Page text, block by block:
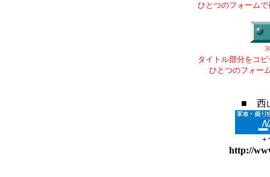
ひとつのフォーム
タイトル部分をコ
ひとつのフォー
■ 西
+
http://